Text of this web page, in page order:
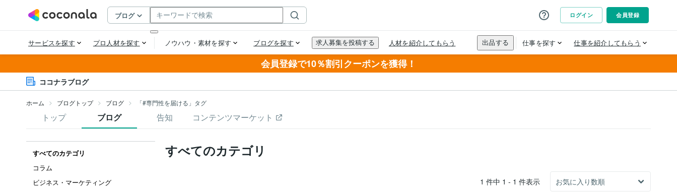
会員登録で10％割引クーポンを獲得！
ココナラブログ
ホーム ブログトップ ブログ 「#専門性を届ける」タグ
トップ ブログ 告知 コンテンツマーケット
すべてのカテゴリ
コラム
ビジネス・マーケティング
すべてのカテゴリ
1 件中 1 - 1 件表示